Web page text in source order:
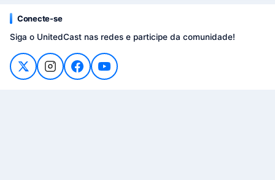
Conecte-se
Siga o UnitedCast nas redes e participe da comunidade!